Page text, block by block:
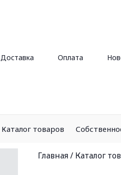
Доставка Оплата
Каталог товаров
Главная/ Каталог